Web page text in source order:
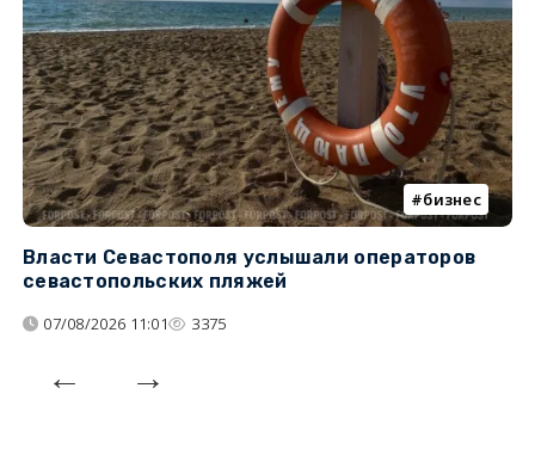
бизнес
Власти Севастополя услышали операторов
севастопольских пляжей
07/08/2026 11:01 3375